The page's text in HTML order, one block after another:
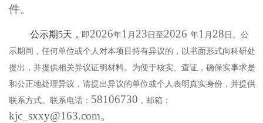
件。
公示期5天， 即2026年1 月 23 日至2026 年1 月 28 日。公
示期间，任何单位或个人对本项目持有异议的，以书面形式向科研处
提出，并提供相关异议证明材料。为便于核实、查证，确保实事求是
和公正地处理异议，请提出异议的单位或个人表明真实身份，并提供
联系方式。联系电话： 58106730 ，邮箱：
kjc_sxxy@163.com。